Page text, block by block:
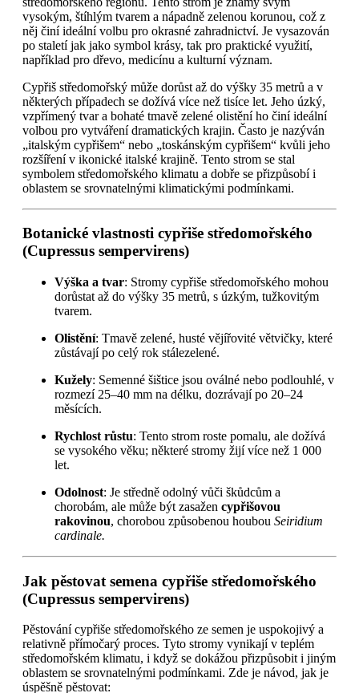
vysokým, štíhlým tvarem a nápadně zelenou korunou, což z
něj činí ideální volbu pro okrasné zahradnictví. Je vysazován
po staletí jak jako symbol krásy, tak pro praktické využití,
například pro dřevo, medicínu a kulturní význam.
Cypřiš středomořský může dorůst až do výšky 35 metrů a v
některých případech se dožívá více než tisíce let. Jeho úzký,
vzpřímený tvar a bohaté tmavě zelené olistění ho činí ideální
volbou pro vytváření dramatických krajin. Často je nazýván
„italským cypřišem“ nebo „toskánským cypřišem“ kvůli jeho
rozšíření v ikonické italské krajině. Tento strom se stal
symbolem středomořského klimatu a dobře se přizpůsobí i
oblastem se srovnatelnými klimatickými podmínkami.
Botanické vlastnosti cypřiše středomořského
(Cupressus sempervirens)
Výška a tvar: Stromy cypřiše středomořského mohou
dorůstat až do výšky 35 metrů, s úzkým, tužkovitým
tvarem.
Olistění: Tmavě zelené, husté vějířovité větvičky, které
zůstávají po celý rok stálezelené.
Kužely: Semenné šištice jsou oválné nebo podlouhlé, v
rozmezí 25–40 mm na délku, dozrávají po 20–24
měsících.
Rychlost růstu: Tento strom roste pomalu, ale dožívá
se vysokého věku; některé stromy žijí více než 1 000
let.
Odolnost: Je středně odolný vůči škůdcům a
chorobám, ale může být zasažen cypřišovou
rakovinou, chorobou způsobenou houbou Seiridium
cardinale.
Jak pěstovat semena cypřiše středomořského
(Cupressus sempervirens)
Pěstování cypřiše středomořského ze semen je uspokojivý a
relativně přímočarý proces. Tyto stromy vynikají v teplém
středomořském klimatu, i když se dokážou přizpůsobit i jiným
oblastem se srovnatelnými podmínkami. Zde je návod, jak je
úspěšně pěstovat: